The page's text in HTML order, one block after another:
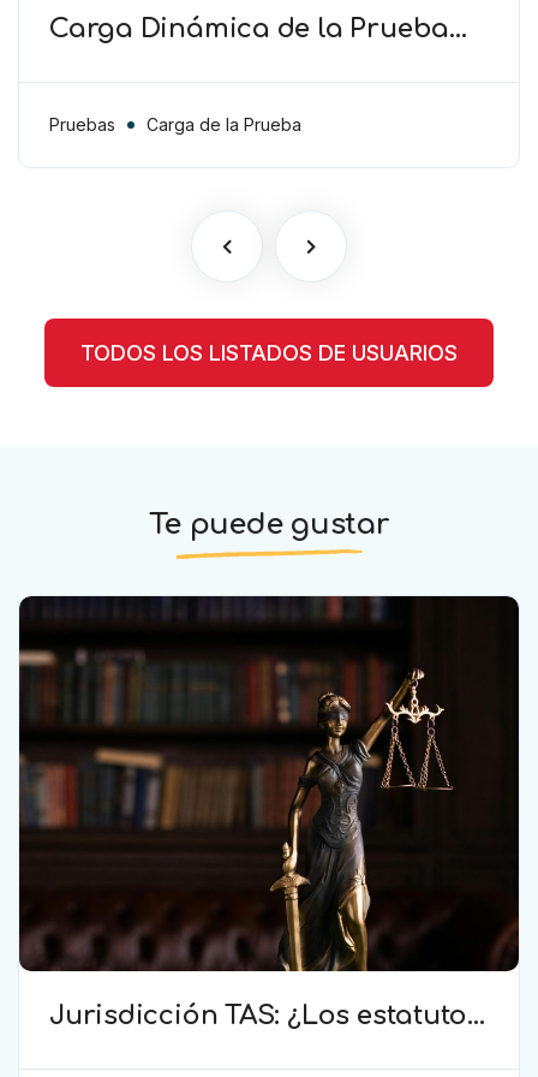
Carga Dinámica de la Prueba
la presentación de pruebas más
allá de la carga procesal
Pruebas Carga de la Prueba
TODOS LOS LISTADOS DE USUARIOS
Te puede gustar
Jurisdicción TAS: ¿Los estatutos